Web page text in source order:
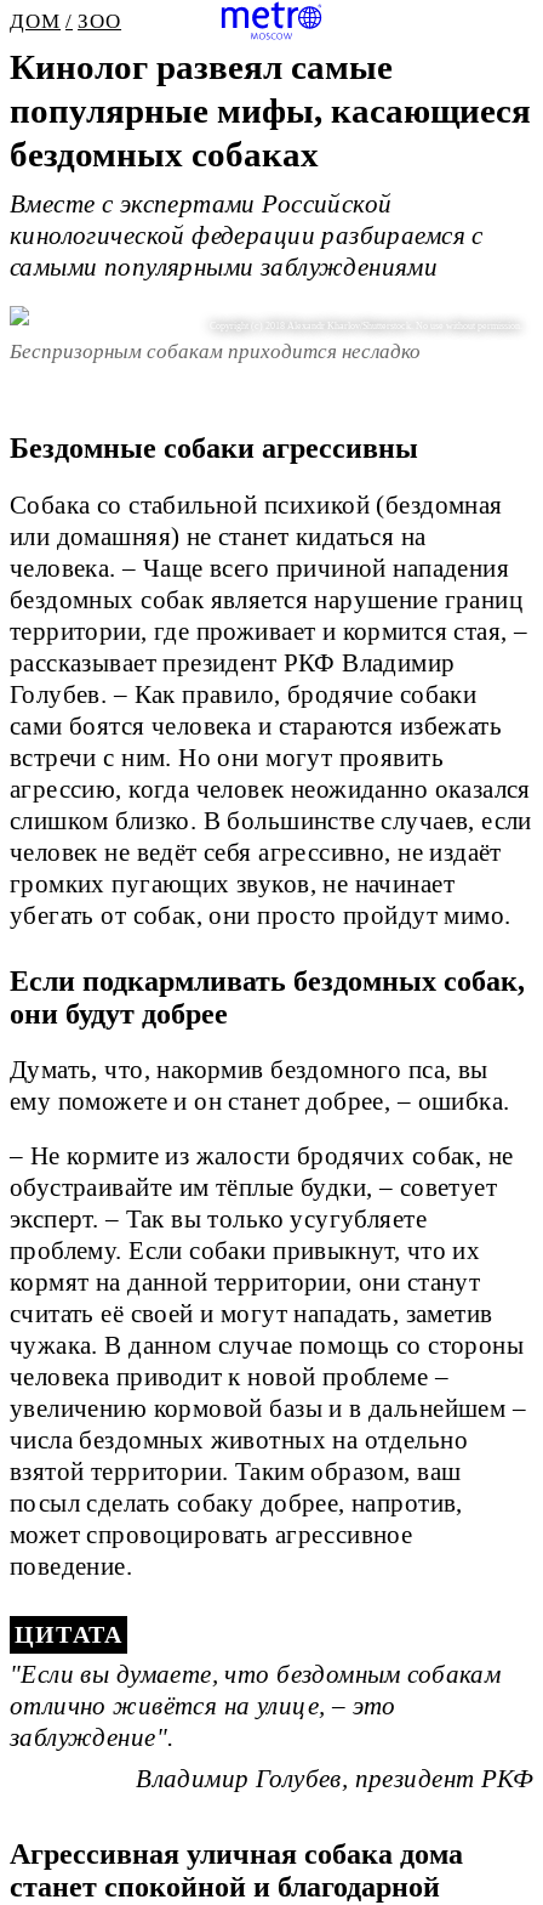
ДОМ ЗОО
Кинолог развеял самые
популярные мифы, касающиеся
бездомных собаках
Вместе с экспертами Российской
кинологической федерации разбираемся с
самыми популярными заблуждениями
Copyright (c) 2018 Alexandr Kharlov/Shutterstock. No use without permission.
Беспризорным собакам приходится несладко
Бездомные собаки агрессивны
Собака со стабильной психикой (бездомная
или домашняя) не станет кидаться на
человека. – Чаще всего причиной нападения
бездомных собак является нарушение границ
территории, где проживает и кормится стая, –
рассказывает президент РКФ Владимир
Голубев. – Как правило, бродячие собаки
сами боятся человека и стараются избежать
встречи с ним. Но они могут проявить
агрессию, когда человек неожиданно оказался
слишком близко. В большинстве случаев, если
человек не ведёт себя агрессивно, не издаёт
громких пугающих звуков, не начинает
убегать от собак, они просто пройдут мимо.
Если подкармливать бездомных собак,
они будут добрее
Думать, что, накормив бездомного пса, вы
ему поможете и он станет добрее, – ошибка.
– Не кормите из жалости бродячих собак, не
обустраивайте им тёплые будки, – советует
эксперт. – Так вы только усугубляете
проблему. Если собаки привыкнут, что их
кормят на данной территории, они станут
считать её своей и могут нападать, заметив
чужака. В данном случае помощь со стороны
человека приводит к новой проблеме –
увеличению кормовой базы и в дальнейшем –
числа бездомных животных на отдельно
взятой территории. Таким образом, ваш
посыл сделать собаку добрее, напротив,
может спровоцировать агрессивное
поведение.
"Если вы думаете, что бездомным собакам
отлично живётся на улице, – это
заблуждение".
Владимир Голубев, президент РКФ
Агрессивная уличная собака дома
станет спокойной и благодарной